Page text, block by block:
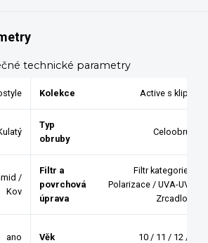
technické parametry
Kolekce Active s klipem
Typ
obruby
Celoobruba
/
Kov
Filtr a
povrchová
úprava
Filtr kategorie 3 /
Polarizace / UVA-UVB /
Zrcadlovka
ano Věk 10 / 11 / 12 / 13